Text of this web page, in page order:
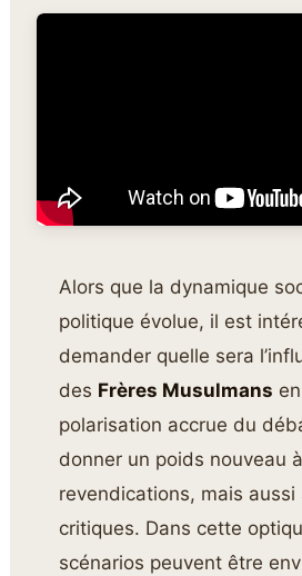
Alors que la dynamique
politique évolue, il est
demander quelle sera
des Frères Musulmans
polarisation accrue du
donner un poids nouveau
revendications, mais aussi
critiques. Dans cette
scénarios peuvent être